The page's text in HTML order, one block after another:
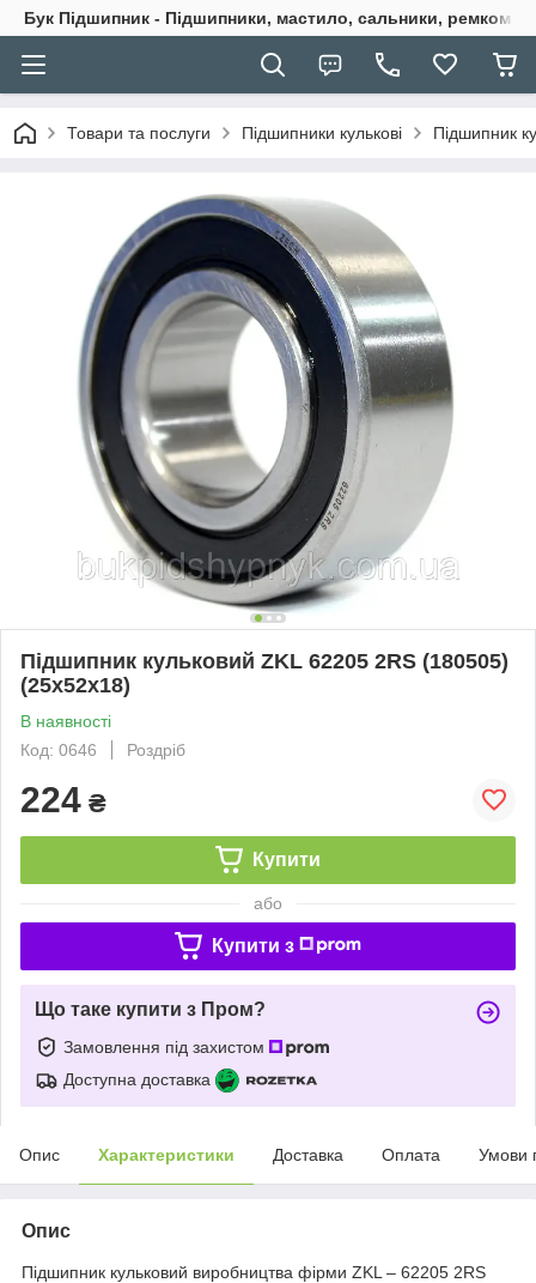
Бук Підшипник - Підшипники, мастило, сальники,
Товари та послуги Підшипники кулькові Підшипник
Підшипник кульковий ZKL 62205 2RS (180505)
(25x52x18)
В наявності
Код: 0646
Роздріб
224 ₴
Купити
або
Купити з
Що таке купити з Пром?
Замовлення під захистом
Доступна доставка
Опис Характеристики Доставка Оплата Умови
Опис
Підшипник кульковий виробництва фірми ZKL – 62205 2RS